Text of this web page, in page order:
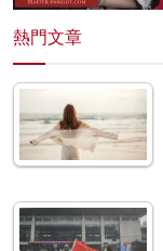
熱門文章